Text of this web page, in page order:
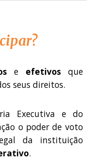
e efetivosque
seus direitos.
Executiva e do
o poder de voto
da instituição
.